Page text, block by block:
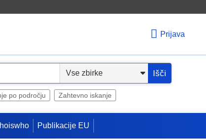
Prijava
Išči
po področju Zahtevno iskanje
Publikacije EU